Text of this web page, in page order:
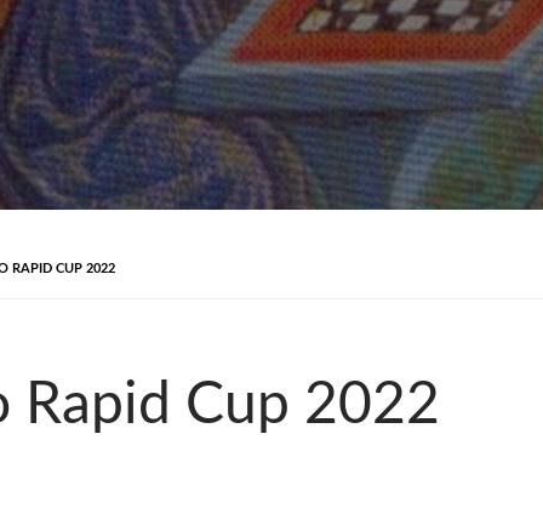
RAPID CUP 2022
Rapid Cup 2022